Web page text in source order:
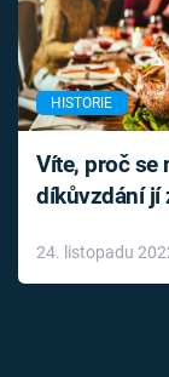
HISTORIE
Víte, proč se
díkůvzdání jí
24. listopadu